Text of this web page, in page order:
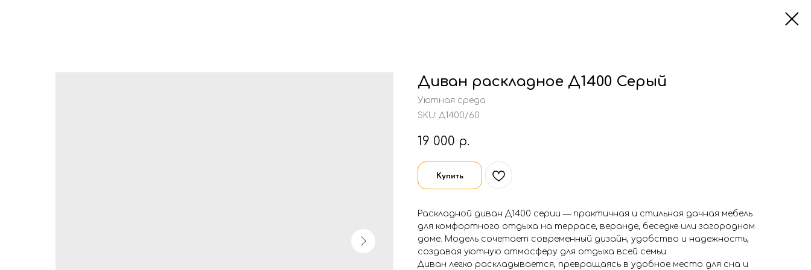
Диван раскладное Д1400 Серый
Уютная среда
SKU: Д1400/60
19 000 р.
Купить
Раскладной диван Д1400 серии — практичная и стильная дачная мебель
для комфортного отдыха на террасе, веранде, беседке или загородном
доме. Модель сочетает современный дизайн, удобство и надежность,
создавая уютную атмосферу для отдыха всей семьи.
Диван легко раскладывается, превращаясь в удобное место для сна и